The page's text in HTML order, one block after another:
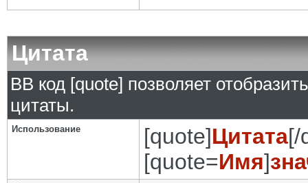
Цитата
BB код [quote] позволяет
цитаты.
Использование [quote]Цитата[/
[quote=Имя]